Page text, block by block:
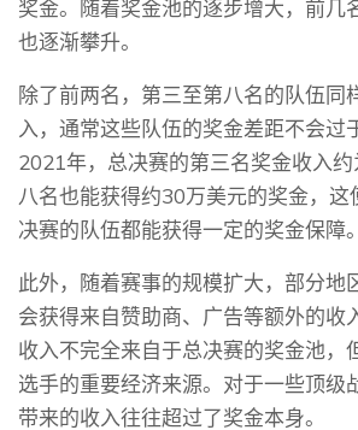
奖金。随着奖金池的逐步增大，前几
也逐渐攀升。
除了前两名，第三至第八名的队伍同
入，通常这些队伍的奖金差距不会过
2021年，总决赛的第三名奖金收入
八名也能获得约30万美元的奖金，这
决赛的队伍都能获得一定的奖金保障。
此外，随着赛事的规模扩大，部分地
会获得来自赞助商、广告等额外的收
收入不完全来自于总决赛的奖金池，
选手的重要经济来源。对于一些顶级
带来的收入往往超过了奖金本身。